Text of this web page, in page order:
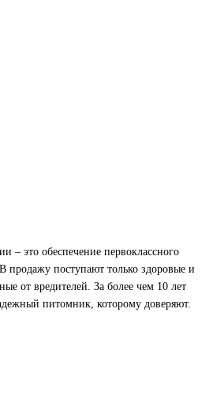
– это обеспечение первоклассного
продажу поступают только здоровые и
от вредителей. За более чем 10 лет
питомник, которому доверяют.